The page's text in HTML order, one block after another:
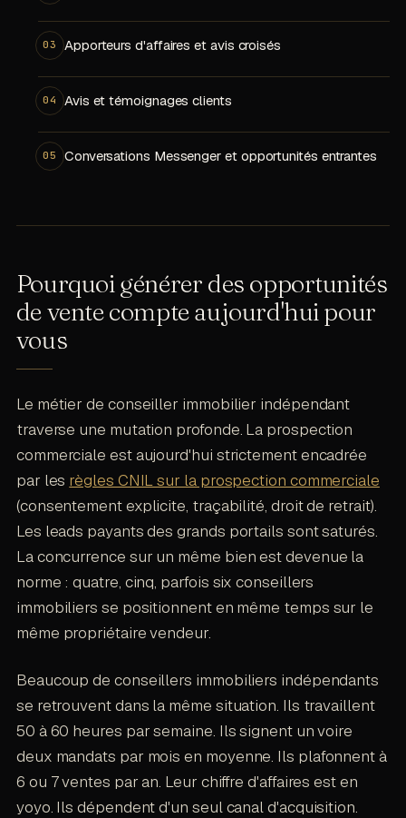
03 Apporteurs d'affaires et avis croisés
04 Avis et témoignages clients
05 Conversations Messenger et opportunités entrantes
Pourquoi générer des opportunités
de vente compte aujourd'hui pour
vous
Le métier de conseiller immobilier indépendant
traverse une mutation profonde. La prospection
commerciale est aujourd'hui strictement encadrée
par les règles CNIL sur la prospection commerciale
(consentement explicite, traçabilité, droit de retrait).
Les leads payants des grands portails sont saturés.
La concurrence sur un même bien est devenue la
norme : quatre, cinq, parfois six conseillers
immobiliers se positionnent en même temps sur le
même propriétaire vendeur.
Beaucoup de conseillers immobiliers indépendants
se retrouvent dans la même situation. Ils travaillent
50 à 60 heures par semaine. Ils signent un voire
deux mandats par mois en moyenne. Ils plafonnent à
6 ou 7 ventes par an. Leur chiffre d'affaires est en
yoyo. Ils dépendent d'un seul canal d'acquisition.